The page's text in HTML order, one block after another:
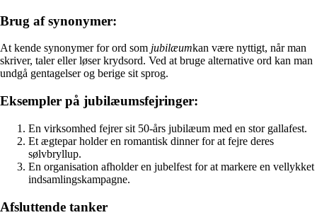
Brug af synonymer:
At kende synonymer for ord som jubilæumkan være nyttigt, når man
skriver, taler eller løser krydsord. Ved at bruge alternative ord kan man
undgå gentagelser og berige sit sprog.
Eksempler på jubilæumsfejringer:
En virksomhed fejrer sit 50-års jubilæum med en stor gallafest.
Et ægtepar holder en romantisk dinner for at fejre deres
sølvbryllup.
En organisation afholder en jubelfest for at markere en vellykket
indsamlingskampagne.
Afsluttende tanker